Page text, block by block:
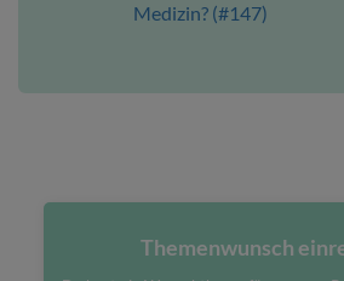
Medizin? (#147)
Themenwunsch